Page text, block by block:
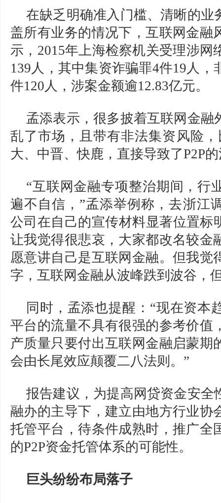
在缺乏明确准入门槛、清晰的业
盖所有业务的情况下，互联网金融
示，2015年上海检察机关受理涉网
139人，其中集资诈骗罪4件19人，
件120人，涉案金额逾12.83亿元。
孟添表示，很多披着互联网金融
乱了市场，且带有非法集资风险
大、中晋、快鹿，直接导致了P2P
“互联网金融专项整治期间，行
遍不自信，”孟添举例称，去浙江
公司在自己的宣传材料显著位置标
让我觉得很悲哀，大家都改名较金
愿意讲自己是互联网金融。但我觉
字，互联网金融从波峰跌到波谷，
同时，孟添也提醒：“现在资本
平台的流量不具有很强的参考价值
产质量只要付出互联网金融启蒙期
会由长尾效应颠覆二八法则。”
报告建议，为提高网贷资金安全
融办的主导下，建立由地方行业协
托管平台，待条件成熟时，推广全
的P2P资金托管体系的可能性。
巨头纷纷布局落子